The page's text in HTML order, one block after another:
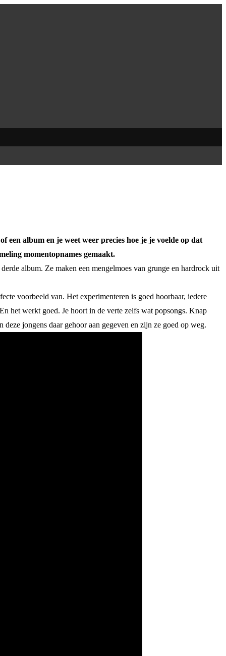
een album en je weet weer precies hoe je je voelde op dat
momentopnames gemaakt.
album. Ze maken een mengelmoes van grunge en hardrock uit
voorbeeld van. Het experimenteren is goed hoorbaar, iedere
het werkt goed. Je hoort in de verte zelfs wat popsongs. Knap
jongens daar gehoor aan gegeven en zijn ze goed op weg.